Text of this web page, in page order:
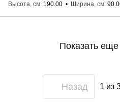
Высота, см 190.00 Ширина, см
Показать
Назад 1 из